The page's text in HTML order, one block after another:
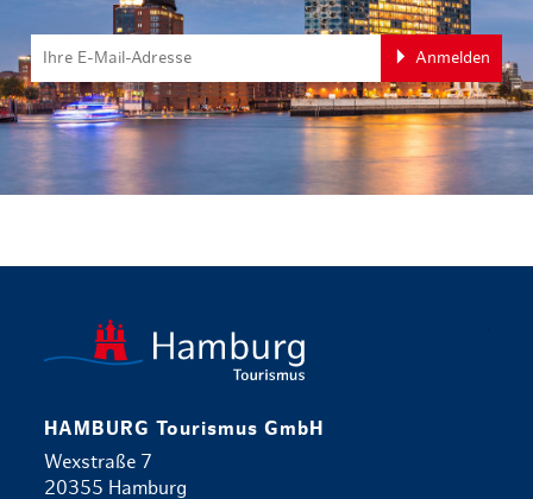
Anmelden
HAMBURG Tourismus GmbH
Wexstraße 7
20355 Hamburg